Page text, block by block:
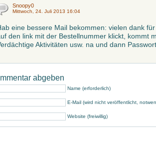
Snoopy0
Mittwoch, 24. Juli 2013 16:04
eine bessere Mail bekommen: vielen dank
den link mit der Bestellnummer klickt, kommt
Aktivitäten usw. na und dann
abgeben
Name (erforderlich)
E-Mail (wird nicht veröffentlicht,
Website (freiwillig)